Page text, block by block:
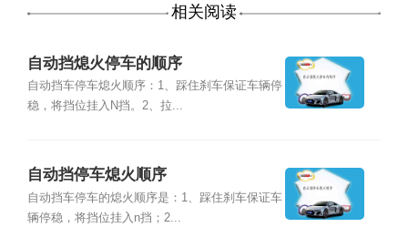
相关阅读
自动挡熄火停车的顺序
自动挡车停车熄火顺序：1、踩住刹车保证车辆停
稳，将挡位挂入N挡。2、拉...
自动挡停车熄火顺序
自动挡车停车的熄火顺序是：1、踩住刹车保证车
辆停稳，将挡位挂入n挡；2...